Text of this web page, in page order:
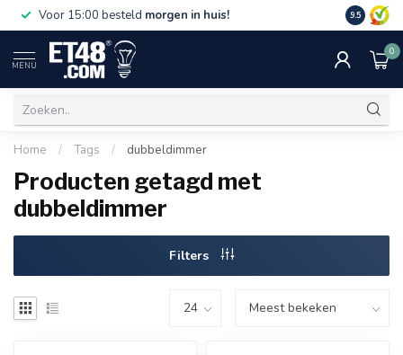
Voor 15:00 besteld morgen in huis! Gratis
€75,-.
9.5
MENU
0
Home / Tags / dubbeldimmer
Producten getagd met
dubbeldimmer
Filters